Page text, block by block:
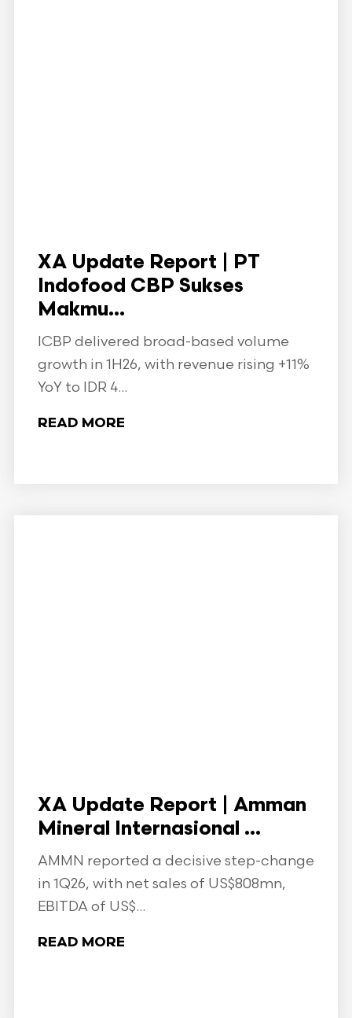
XA Update Report | PT
Indofood CBP Sukses
Makmu...
ICBP delivered broad-based volume
growth in 1H26, with revenue rising +11%
YoY to IDR 4...
READ MORE
XA Update Report | Amman
Mineral Internasional ...
AMMN reported a decisive step-change
in 1Q26, with net sales of US$808mn,
EBITDA of US$...
READ MORE